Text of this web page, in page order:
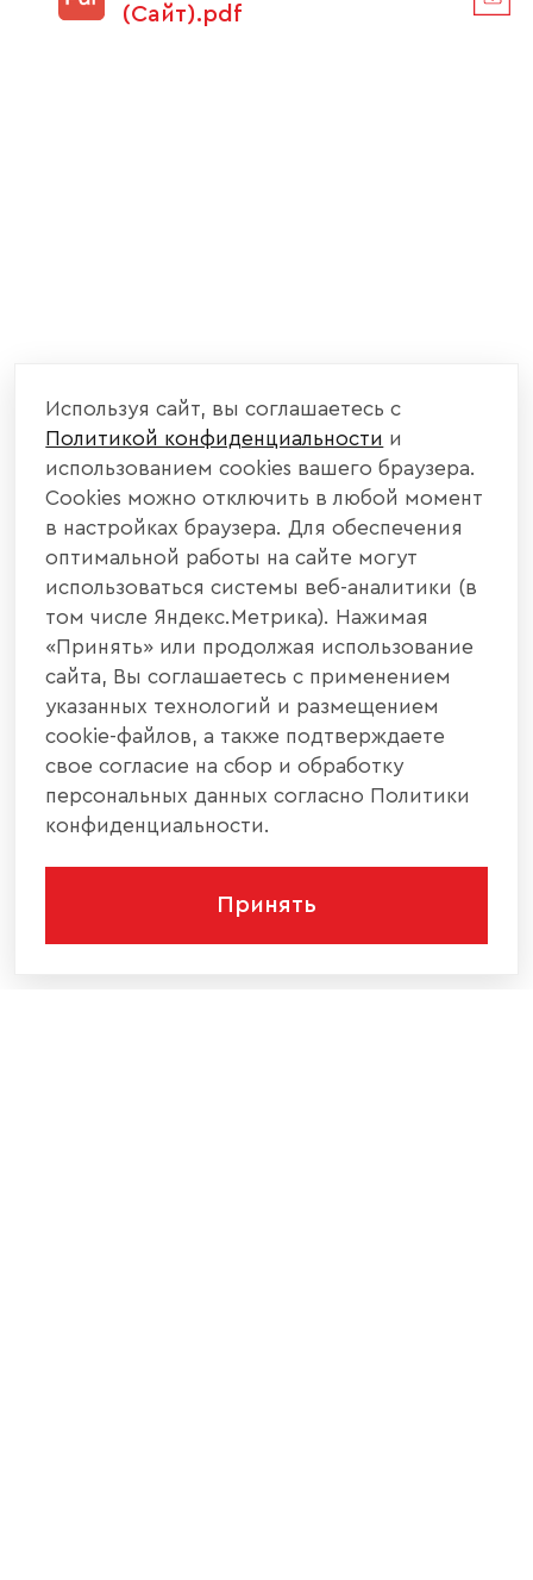
(Сайт).pdf
Используя сайт, вы соглашаетесь с
Политикой конфиденциальности и
использованием cookies вашего браузера.
Cookies можно отключить в любой момент
в настройках браузера. Для обеспечения
оптимальной работы на сайте могут
использоваться системы веб-аналитики (в
том числе Яндекс.Метрика). Нажимая
«Принять» или продолжая использование
сайта, Вы соглашаетесь с применением
указанных технологий и размещением
cookie-файлов, а также подтверждаете
свое согласие на сбор и обработку
персональных данных согласно Политики
конфиденциальности.
Принять